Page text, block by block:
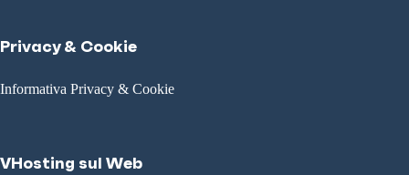
Privacy & Cookie
Informativa Privacy & Cookie
VHosting sul Web